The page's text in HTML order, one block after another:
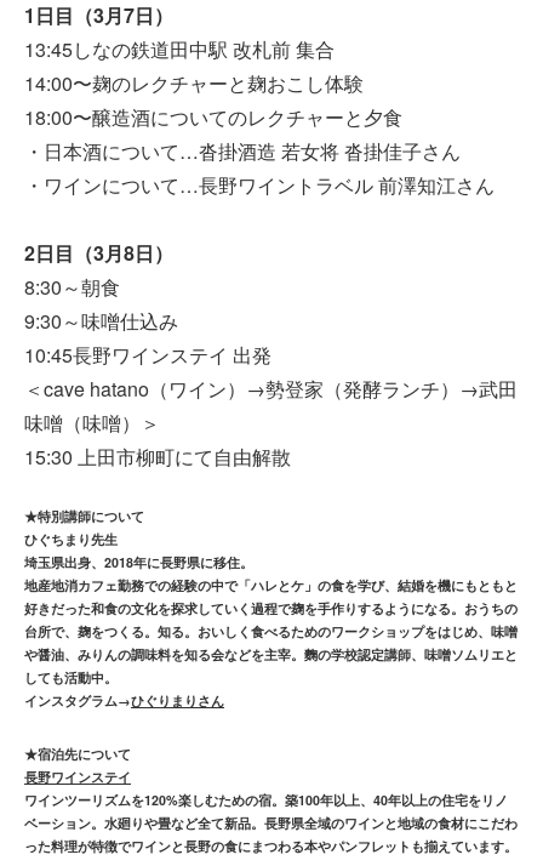
1日目（3月7日）
13:45しなの鉄道田中駅 改札前 集合
14:00〜麹のレクチャーと麹おこし体験
18:00〜醸造酒についてのレクチャーと夕食
・日本酒について…沓掛酒造 若女将 沓掛佳子さん
・ワインについて…長野ワイントラベル 前澤知江さん
2日目（3月8日）
8:30～朝食
9:30～味噌仕込み
10:45長野ワインステイ 出発
＜cave hatano（ワイン）→勢登家（発酵ランチ）→武田
味噌（味噌）＞
15:30 上田市柳町にて自由解散
★特別講師について
ひぐちまり先生
埼玉県出身、2018年に長野県に移住。
地産地消カフェ勤務での経験の中で「ハレとケ」の食を学び、結婚を機にもともと
好きだった和食の文化を探求していく過程で麹を手作りするようになる。おうちの
台所で、麹をつくる。知る。おいしく食べるためのワークショップをはじめ、味噌
や醤油、みりんの調味料を知る会などを主宰。麴の学校認定講師、味噌ソムリエと
しても活動中。
インスタグラム→ひぐりまりさん
★宿泊先について
長野ワインステイ
ワインツーリズムを120%楽しむための宿。築100年以上、40年以上の住宅をリノ
ベーション。水廻りや畳など全て新品。長野県全域のワインと地域の食材にこだわ
った料理が特徴でワインと長野の食にまつわる本やパンフレットも揃えています。